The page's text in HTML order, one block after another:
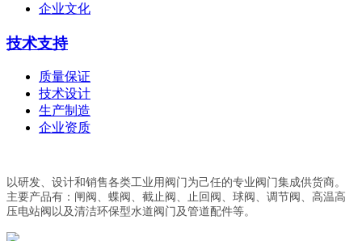
企业文化
技术支持
质量保证
技术设计
生产制造
企业资质
以研发、设计和销售各类工业用阀门为己任的专业阀门集成供货商。
主要产品有：闸阀、蝶阀、截止阀、止回阀、球阀、调节阀、高温高
压电站阀以及清洁环保型水道阀门及管道配件等。